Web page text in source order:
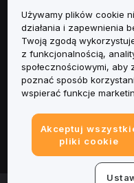
Informacje
Usługi
Obsługa Klienta
Informacje
Używamy plików cookie
działania i zapewnienia
Twoją zgodą
z funkcjonalnością,
społecznościowymi, aby
poznać sposób
wspierać funkcje
Akceptuj
pliki cookie